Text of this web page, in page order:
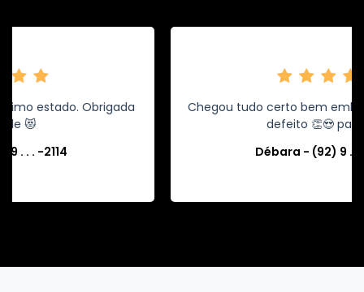
Produto chegou no prazo,bem embalado e